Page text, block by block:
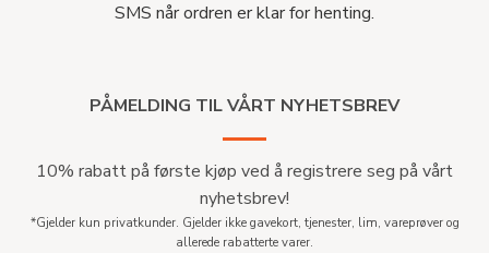
SMS når ordren er klar for henting.
PÅMELDING TIL VÅRT NYHETSBREV
10% rabatt på første kjøp ved å registrere seg på vårt
nyhetsbrev!
*Gjelder kun privatkunder. Gjelder ikke gavekort, tjenester, lim, vareprøver og
allerede rabatterte varer.